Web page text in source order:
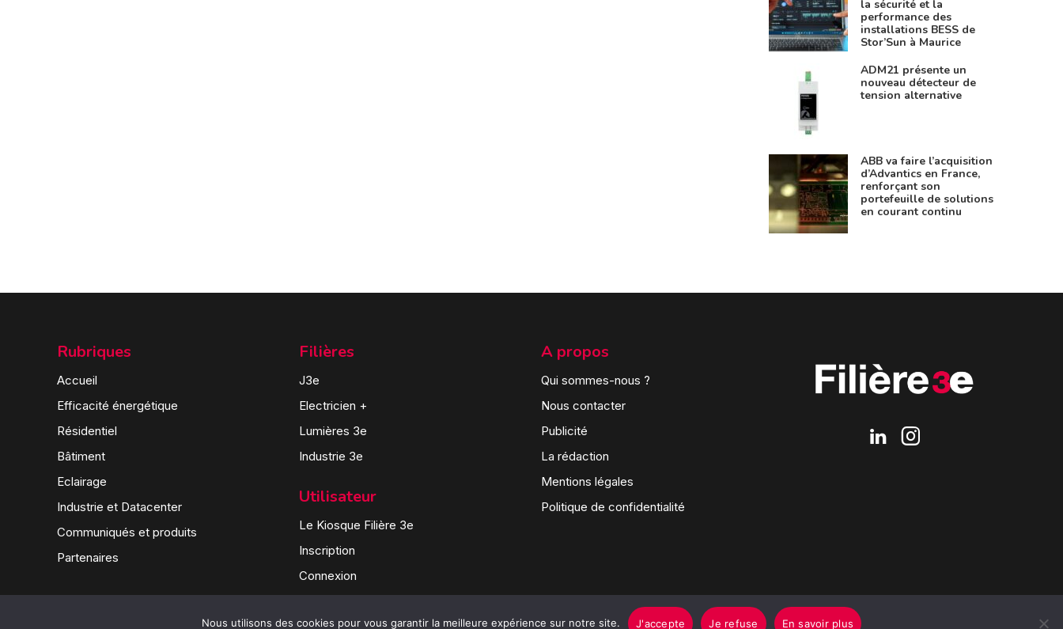
la sécurité et la
performance des
installations BESS de
Stor’Sun à Maurice
ADM21 présente un
nouveau détecteur de
tension alternative
ABB va faire l’acquisition
d’Advantics en France,
renforçant son
portefeuille de solutions
en courant continu
Rubriques
Accueil
Efficacité énergétique
Résidentiel
Bâtiment
Eclairage
Industrie et Datacenter
Communiqués et produits
Partenaires
Filières
J3e
Electricien +
Lumières 3e
Industrie 3e
Utilisateur
Le Kiosque Filière 3e
Inscription
Connexion
A propos
Qui sommes-nous ?
Nous contacter
Publicité
La rédaction
Mentions légales
Politique de confidentialité
Nous utilisons des cookies pour vous garantir la meilleure expérience sur notre site. J'accepte Je refuse En savoir plus